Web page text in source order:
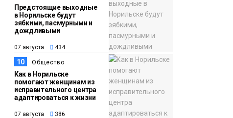
Предстоящие выходные
в Норильске будут
зябкими, пасмурными и
дождливыми
07 августа 434
10 Общество
Как в Норильске
помогают женщинам из
исправительного центра
адаптироваться к жизни
07 августа 386